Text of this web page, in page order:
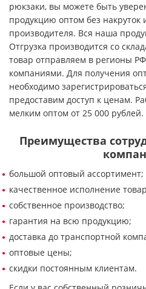
рюкзаки, вы можете быть
продукцию оптом без
производителя. Вся наша
Отгрузка производится со
товар отправляем в регионы
компаниями. Для получения
необходимо
предоставим доступ к ценам.
мелким оптом от 25 000 рублей.
Преимущества
большой оптовый ассортимент;
качественное исполнение
собственное производство;
гарантия на всю продукцию;
доставка до транспортной
оптовые цены;
скидки постоянным клиентам.